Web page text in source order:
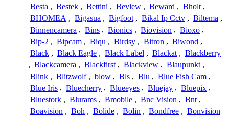
Besta , Bestek , Bettini , Beview , Beward , Bholt ,
BHOMEA , Bigasua , Bigfoot , Bikal Ip Cctv , Biltema ,
Binnencamera , Bins , Bionics , Biovision , Bioxo ,
Bip-2 , Bipcam , Biqu , Birdsy , Bitron , Biwond ,
Black , Black Eagle , Black Label , Blackat , Blackberry
, Blackcamera , Blackfirst , Blackview , Blaupunkt ,
Blink , Blitzwolf , blow , Bls , Blu , Blue Fish Cam ,
Blue Iris , Bluecherry , Blueeyes , Bluejay , Bluepix ,
Bluestork , Blurams , Bmobile , Bnc Vision , Bnt ,
Boavision , Boh , Bolide , Bolin , Bondfree , Bonvision